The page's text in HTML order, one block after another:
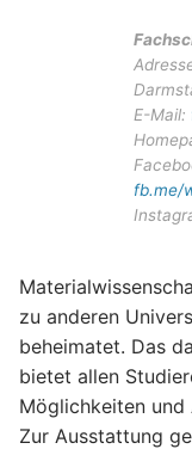
E-Mail:
fb.me/
zu anderen
beheimatet. Das
bietet allen
Möglichkeiten und
Zur Ausstattung